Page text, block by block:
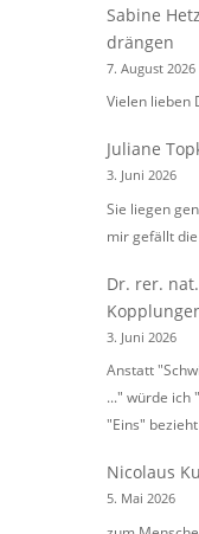
Sabine
drängen
7. August 2026
Vielen lieben
Juliane
3. Juni 2026
Sie liegen
mir gefällt
Dr. rer.
3. Juni 2026
Anstatt
..." würde ich
"Eins"
Nicolaus
5. Mai 2026